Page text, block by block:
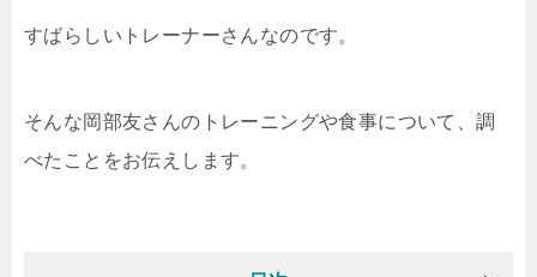
すばらしいトレーナーさんなのです。
そんな岡部友さんのトレーニングや食事について、調
べたことをお伝えします。